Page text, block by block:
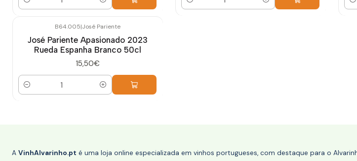
Quantidade Quantidade
B64.005|José Pariente
José Pariente Apasionado 2023
Rueda Espanha Branco 50cl
15,50€
Quantidade
A VinhAlvarinho.pt é uma loja online especializada em vinhos portugueses, com destaque para o